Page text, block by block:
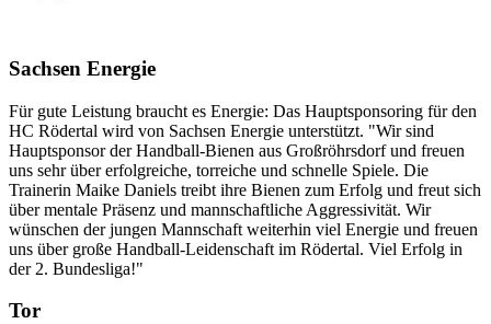
Sachsen Energie
Für gute Leistung braucht es Energie: Das Hauptsponsoring für den
HC Rödertal wird von Sachsen Energie unterstützt. "Wir sind
Hauptsponsor der Handball-Bienen aus Großröhrsdorf und freuen
uns sehr über erfolgreiche, torreiche und schnelle Spiele. Die
Trainerin Maike Daniels treibt ihre Bienen zum Erfolg und freut sich
über mentale Präsenz und mannschaftliche Aggressivität. Wir
wünschen der jungen Mannschaft weiterhin viel Energie und freuen
uns über große Handball-Leidenschaft im Rödertal. Viel Erfolg in
der 2. Bundesliga!"
Tor